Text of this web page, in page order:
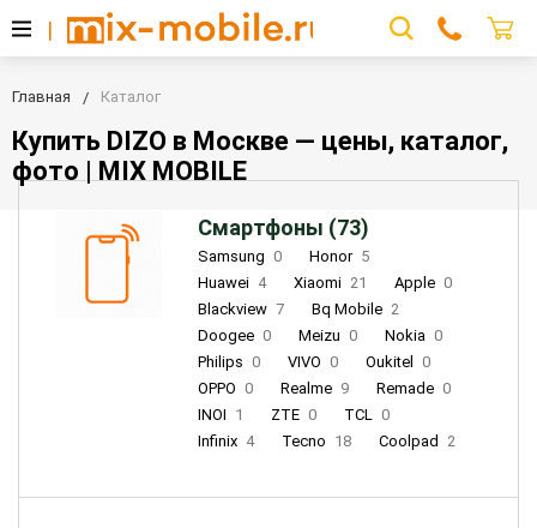
Главная Каталог
Купить DIZO в Москве — цены, каталог,
фото | MIX MOBILE
Смартфоны (73)
Samsung 0 Honor 5
Huawei 4 Xiaomi 21 Apple 0
Blackview 7 Bq Mobile 2
Doogee 0 Meizu 0 Nokia 0
Philips 0 VIVO 0 Oukitel
0
OPPO 0 Realme 9 Remade 0
INOI 1 ZTE 0 TCL 0
Infinix 4 Tecno 18 Coolpad 2